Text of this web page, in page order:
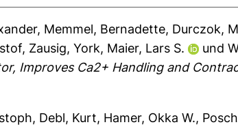
, Memmel, Bernadette, Durczok,
, Zausig, York, Maier, Lars S. und
Improves Ca2+ Handling and
, Debl, Kurt, Hamer, Okka W.,